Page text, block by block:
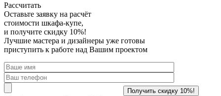
Рассчитать
Оставьте заявку на расчёт
стоимости шкафа-купе,
и получите скидку 10%!
Лучшие мастера и дизайнеры уже готовы
приступить к работе над Вашим проектом